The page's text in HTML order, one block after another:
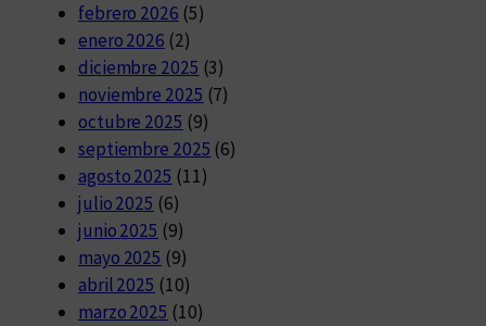
febrero 2026 (5)
enero 2026 (2)
diciembre 2025 (3)
noviembre 2025 (7)
octubre 2025 (9)
septiembre 2025 (6)
agosto 2025 (11)
julio 2025 (6)
junio 2025 (9)
mayo 2025 (9)
abril 2025 (10)
marzo 2025 (10)